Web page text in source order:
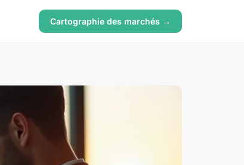
Cartographie des marchés →